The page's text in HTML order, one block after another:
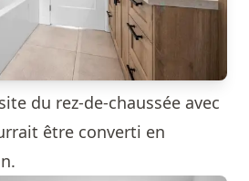
du rez-de-chaussée avec
être converti en